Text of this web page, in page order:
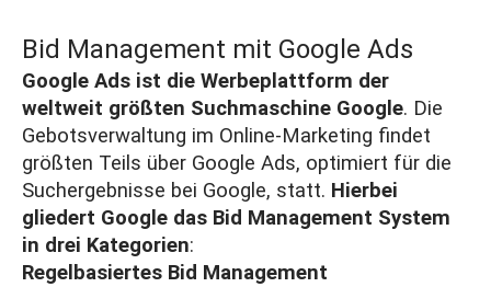
Bid Management mit Google Ads
Google Ads ist die Werbeplattform der
weltweit größten Suchmaschine Google. Die
Gebotsverwaltung im Online-Marketing findet
größten Teils über Google Ads, optimiert für die
Suchergebnisse bei Google, statt. Hierbei
gliedert Google das Bid Management System
in drei Kategorien:
Regelbasiertes Bid Management